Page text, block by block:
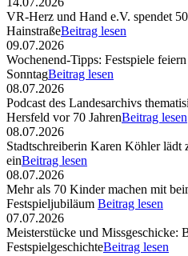
VR-Herz und Hand e.V. spendet
HainstraßeBeitrag lesen
09.07.2026
Wochenend-Tipps: Festspiele
SonntagBeitrag lesen
08.07.2026
Podcast des Landesarchivs
Hersfeld vor 70 JahrenBeitrag lesen
08.07.2026
Stadtschreiberin Karen Köhler
einBeitrag lesen
08.07.2026
Mehr als 70 Kinder machen mit
Festspieljubiläum Beitrag lesen
07.07.2026
Meisterstücke und Missgeschicke:
FestspielgeschichteBeitrag lesen